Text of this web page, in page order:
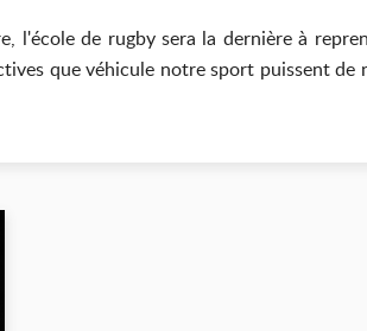
l'école de rugby sera la dernière à
que véhicule notre sport puissent de